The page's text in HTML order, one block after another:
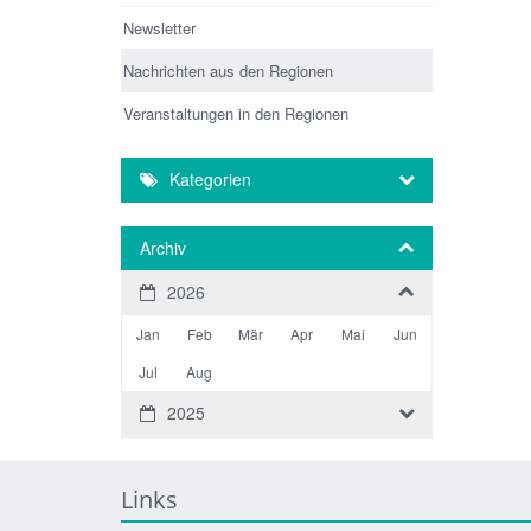
Newsletter
Nachrichten aus den Regionen
Veranstaltungen in den Regionen
Kategorien
Archiv
2026
Jan Feb Mär Apr Mai
Jun
Jul
Aug
2025
Links